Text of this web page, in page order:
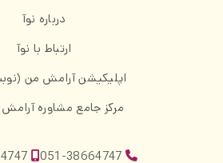
درباره نوآ
ارتباط با نوآ
اپلیکیشن آرامش من
مرکز جامع مشاوره آرامش